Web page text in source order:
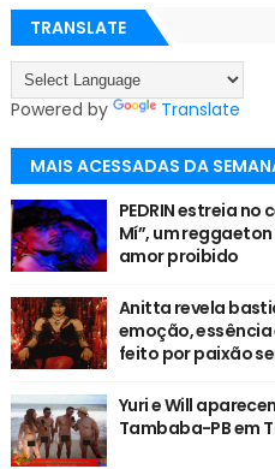
TRANSLATE
Powered by Translate
MAIS ACESSADAS DA
PEDRIN estreia no
Mí”, um
amor proibido
Anitta revela
emoção,
feito por paixão
Yuri e Will
Tambaba-PB em